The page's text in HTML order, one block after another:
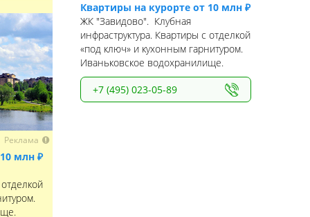
Реклама
млн ₽
Квартиры на курорте от 10 млн ₽
ЖК "Завидово". Клубная
инфраструктура. Квартиры с отделкой
«под ключ» и кухонным гарнитуром.
Иваньковское водохранилище.
+7 (495) 023-05-89